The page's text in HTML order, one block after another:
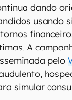
dando
usando
A
pelo
simular